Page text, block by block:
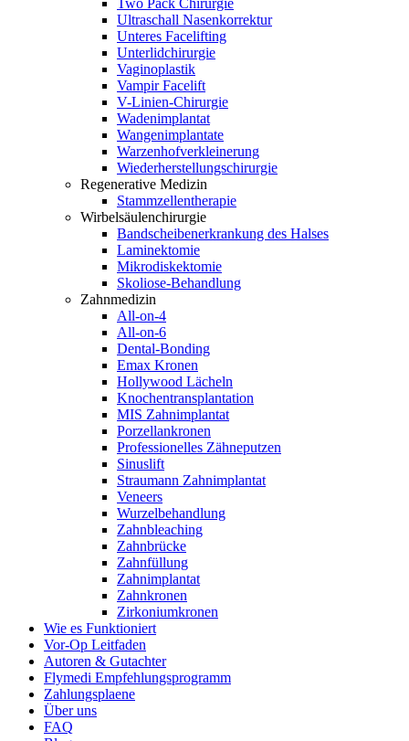
Ultraschall Nasenkorrektur
Unteres Facelifting
Unterlidchirurgie
Vaginoplastik
Vampir Facelift
V-Linien-Chirurgie
Wadenimplantat
Wangenimplantate
Warzenhofverkleinerung
Wiederherstellungschirurgie
Regenerative Medizin
Stammzellentherapie
Wirbelsäulenchirurgie
Bandscheibenerkrankung des Halses
Laminektomie
Mikrodiskektomie
Skoliose-Behandlung
Zahnmedizin
All-on-4
All-on-6
Dental-Bonding
Emax Kronen
Hollywood Lächeln
Knochentransplantation
MIS Zahnimplantat
Porzellankronen
Professionelles Zähneputzen
Sinuslift
Straumann Zahnimplantat
Veneers
Wurzelbehandlung
Zahnbleaching
Zahnbrücke
Zahnfüllung
Zahnimplantat
Zahnkronen
Zirkoniumkronen
Wie es Funktioniert
Vor-Op Leitfaden
Autoren & Gutachter
Flymedi Empfehlungsprogramm
Zahlungsplaene
Über uns
FAQ